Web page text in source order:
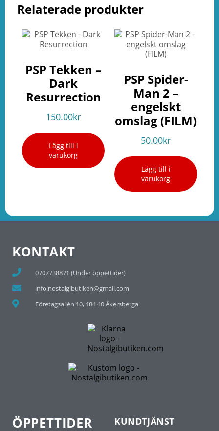
Relaterade produkter
PSP Tekken –
Dark
Resurrection
150.00kr
Lägg till i
varukorg
PSP Spider-
Man 2 –
engelskt
omslag (FILM)
50.00kr
Lägg till i
varukorg
KONTAKT
0707738871 (Under öppettider)
info.nostalgibutiken@gmail.com
Företagsallén 10, 184 40 Åkersberga
ÖPPETTIDER KUNDTJÄNST